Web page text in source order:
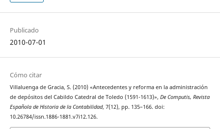
Publicado
2010-07-01
Cómo citar
Villaluenga de Gracia, S. (2010) «Antecedentes y reforma en la administración
de depósitos del Cabildo Catedral de Toledo (1591-1613)», De Computis, Revista
Española de Historia de la Contabilidad, 7(12), pp. 135–166. doi:
10.26784/issn.1886-1881.v7i12.126.